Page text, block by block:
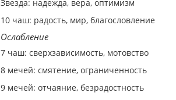
Звезда: надежда, вера, оптимизм
10 чаш: радость, мир, благословление
Ослабление
7 чаш: сверхзависимость, мотовство
8 мечей: смятение, ограниченность
9 мечей: отчаяние, безрадостность